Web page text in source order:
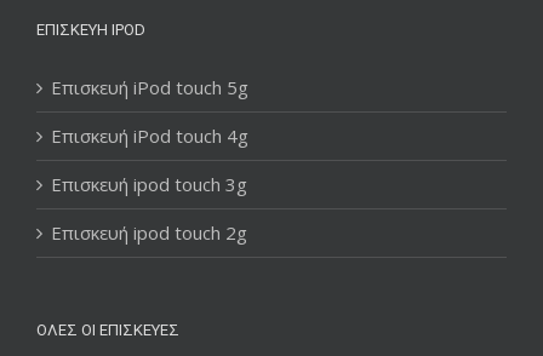
ΕΠΙΣΚΕΥΉ IPOD
Επισκευή iPod touch 5g
Επισκευή iPod touch 4g
Επισκευή ipod touch 3g
Επισκευή ipod touch 2g
ΌΛΕΣ ΟΙ ΕΠΙΣΚΕΥΈΣ